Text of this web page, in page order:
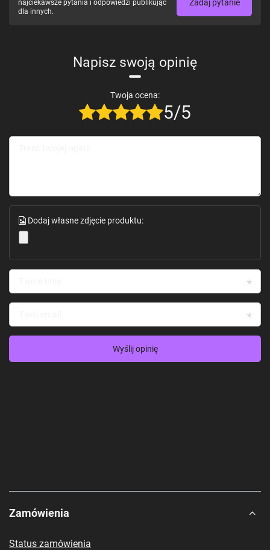
najciekawsze pytania i odpowiedzi publikując
dla innych.
Zadaj pytanie
Napisz swoją opinię
Twoja ocena:
5/5
Dodaj własne zdjęcie produktu:
Wyślij opinię
Zamówienia
Status zamówienia